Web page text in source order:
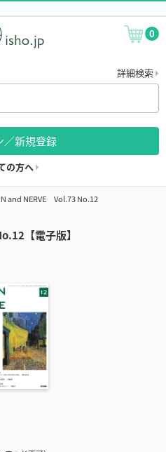
0
詳細検索
／新規登録
の方へ
and NERVE Vol.73 No.12
【電子版】